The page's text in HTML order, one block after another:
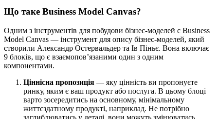
Що таке Business Model Canvas?
Одним з інструментів для побудови бізнес-моделей є Business
Model Canvas — інструмент для опису бізнес-моделей, який
створили Александр Остервальдер та Ів Піньє. Вона включає
9 блоків, що є взаємопов’язаними один з одним
компонентами.
Ціннісна пропозиція — яку цінність ви пропонуєте
ринку, яким є ваш продукт або послуга. В цьому блоці
варто зосередитись на основному, мінімальному
життєздатному продукті, наприклад. Не потрібно
заглиблюватись у деталі, вони можуть змінюватись.